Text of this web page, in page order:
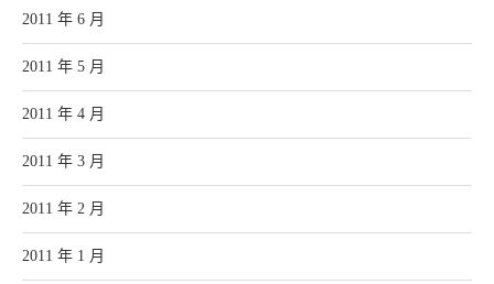
2011 年 6 月
2011 年 5 月
2011 年 4 月
2011 年 3 月
2011 年 2 月
2011 年 1 月